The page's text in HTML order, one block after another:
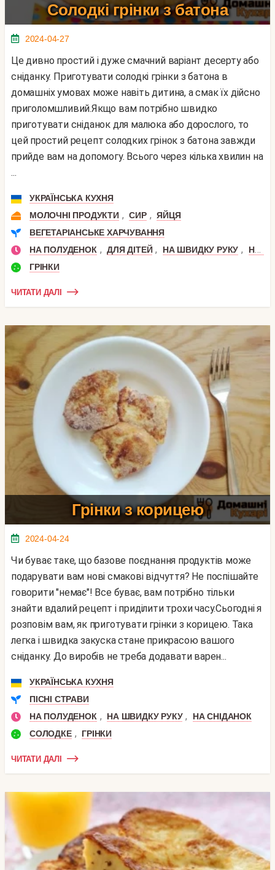
Солодкі грінки з батона
2024-04-27
Це дивно простий і дуже смачний варіант десерту або
сніданку. Приготувати солодкі грінки з батона в
домашніх умовах може навіть дитина, а смак їх дійсно
приголомшливий.Якщо вам потрібно швидко
приготувати сніданок для малюка або дорослого, то
цей простий рецепт солодких грінок з батона завжди
прийде вам на допомогу. Всього через кілька хвилин на
...
УКРАЇНСЬКА КУХНЯ
МОЛОЧНІ ПРОДУКТИ , СИР , ЯЙЦЯ
ВЕГЕТАРІАНСЬКЕ ХАРЧУВАННЯ
НА ПОЛУДЕНОК , ДЛЯ ДІТЕЙ , НА ШВИДКУ РУКУ ,
НА СНІДАНОК
ГРІНКИ
ЧИТАТИ ДАЛІ
Грінки з корицею
2024-04-24
Чи буває таке, що базове поєднання продуктів може
подарувати вам нові смакові відчуття? Не поспішайте
говорити "немає"! Все буває, вам потрібно тільки
знайти вдалий рецепт і приділити трохи часу.Сьогодні я
розповім вам, як приготувати грінки з корицею. Така
легка і швидка закуска стане прикрасою вашого
сніданку. До виробів не треба додавати варен...
УКРАЇНСЬКА КУХНЯ
ПІСНІ СТРАВИ
НА ПОЛУДЕНОК , НА ШВИДКУ РУКУ ,
НА СНІДАНОК
СОЛОДКЕ , ГРІНКИ
ЧИТАТИ ДАЛІ